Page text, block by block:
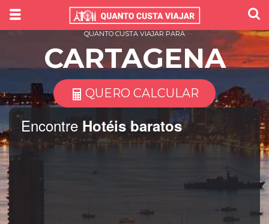
Encontre Hotéis baratos
QUANTO CUSTA VIAJAR PARA
CARTAGENA
QUERO CALCULAR